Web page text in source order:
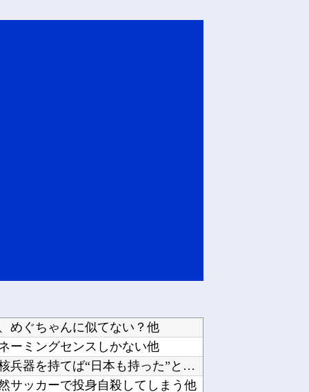
めぐちゃんに似てない？他
ーミングセンスしかない他
【これは重い】アンガ田中「日本が核兵器を持てば“日本も持った”と世界中に広がる」他
サッカーで投身自殺してしまう他